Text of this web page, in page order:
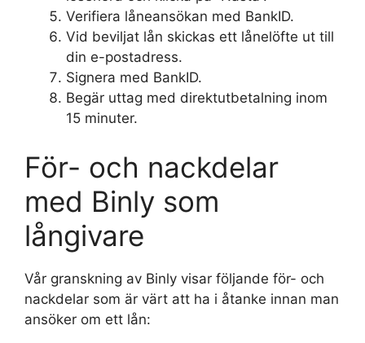
Verifiera låneansökan med BankID.
Vid beviljat lån skickas ett lånelöfte ut till
din e-postadress.
Signera med BankID.
Begär uttag med direktutbetalning inom
15 minuter.
För- och nackdelar
med Binly som
långivare
Vår granskning av Binly visar följande för- och
nackdelar som är värt att ha i åtanke innan man
ansöker om ett lån: